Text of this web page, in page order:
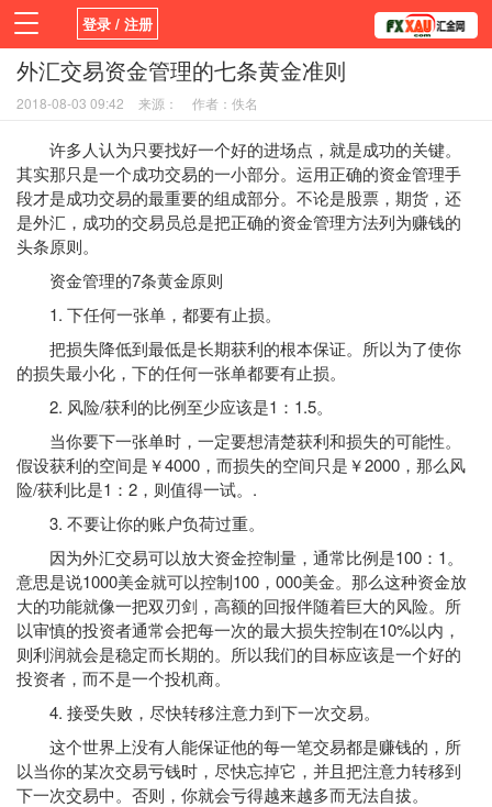
登录 / 注册
首页 新闻 观点 货币
平台
指标EA 书籍
外汇交易资金管理的七条黄金准则
2018-08-03 09:42 来源： 作者：佚名
许多人认为只要找好一个好的进场点，就是成功的关键。
其实那只是一个成功交易的一小部分。运用正确的资金管理手
段才是成功交易的最重要的组成部分。不论是股票，期货，还
是外汇，成功的交易员总是把正确的资金管理方法列为赚钱的
头条原则。
资金管理的7条黄金原则
1. 下任何一张单，都要有止损。
把损失降低到最低是长期获利的根本保证。所以为了使你
的损失最小化，下的任何一张单都要有止损。
2. 风险/获利的比例至少应该是1：1.5。
当你要下一张单时，一定要想清楚获利和损失的可能性。
假设获利的空间是￥4000，而损失的空间只是￥2000，那么风
险/获利比是1：2，则值得一试。.
3. 不要让你的账户负荷过重。
因为外汇交易可以放大资金控制量，通常比例是100：1。
意思是说1000美金就可以控制100，000美金。那么这种资金放
大的功能就像一把双刃剑，高额的回报伴随着巨大的风险。所
以审慎的投资者通常会把每一次的最大损失控制在10%以内，
则利润就会是稳定而长期的。所以我们的目标应该是一个好的
投资者，而不是一个投机商。
4. 接受失败，尽快转移注意力到下一次交易。
这个世界上没有人能保证他的每一笔交易都是赚钱的，所
以当你的某次交易亏钱时，尽快忘掉它，并且把注意力转移到
下一次交易中。否则，你就会亏得越来越多而无法自拔。